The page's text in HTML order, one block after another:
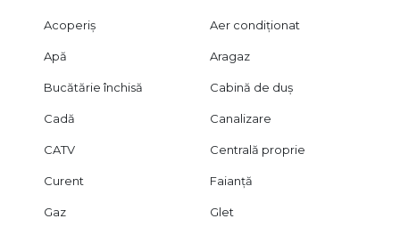
Acoperiș Aer condiționat
Apă Aragaz
Bucătărie închisă Cabină de duș
Cadă Canalizare
CATV Centrală proprie
Curent Faianță
Gaz Glet